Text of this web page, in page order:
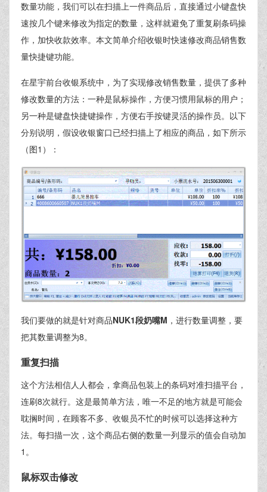
数量功能，我们可以在扫描上一件商品后，直接通过小键盘快
速按几个键来修改为指定的数量，这样就避免了重复刷条码操
作，加快收款效率。本文简单介绍收银时快速修改商品销售数
量快捷键功能。
在星宇前台收银系统中，为了实现修改销售数量，提供了多种
修改数量的方法：一种是鼠标操作，方便习惯用鼠标的用户；
另一种是键盘快捷键操作，方便右手按键灵活的操作员。以下
分别说明，假设收银窗口已经扫描上了相应的商品，如下所示
（图1）：
我们要做的就是针对商品NUK1段奶嘴M ，进行数量调整，要
把其数量调整为8。
重复扫描
这个方法相信人人都会，拿商品包装上的条码对准扫描平台，
连刷8次就行。这是最简单方法，唯一不足的地方就是可能会
耽搁时间，在顾客不多、收银员不忙的时候可以选择这种方
法。每扫描一次，这个商品右侧的数量一列显示的值会自动加
1。
鼠标双击修改